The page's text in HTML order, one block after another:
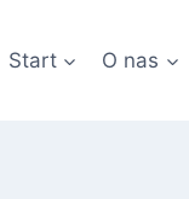
Start O nas